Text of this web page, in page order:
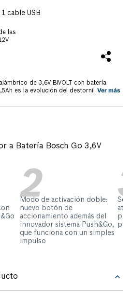
cable USB
las
de 3,6V BIVOLT con batería
es la evolución del destornillador
para atornillar, y además, botón
Ver más
Modo de activación doble:
nuevo botón de
accionamiento además del
innovador sistema Push&Go,
que funciona con un simples
impulso
Se